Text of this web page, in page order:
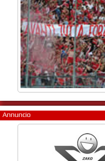
Annuncio